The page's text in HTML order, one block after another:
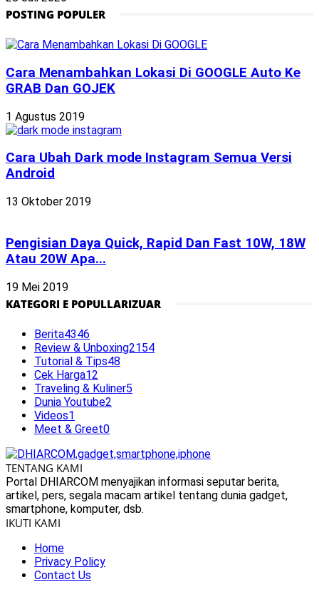
POSTING POPULER
Cara Menambahkan Lokasi Di GOOGLE Auto Ke
GRAB Dan GOJEK
1 Agustus 2019
Cara Ubah Dark mode Instagram Semua Versi
Android
13 Oktober 2019
Pengisian Daya Quick, Rapid Dan Fast 10W, 18W
Atau 20W Apa...
19 Mei 2019
KATEGORI E POPULLARIZUAR
Berita4346
Review & Unboxing2154
Tutorial & Tips48
Cek Harga12
Traveling & Kuliner5
Dunia Youtube2
Videos1
Meet & Greet0
TENTANG KAMI
Portal DHIARCOM menyajikan informasi seputar berita,
artikel, pers, segala macam artikel tentang dunia gadget,
smartphone, komputer, dsb.
IKUTI KAMI
Home
Privacy Policy
Contact Us